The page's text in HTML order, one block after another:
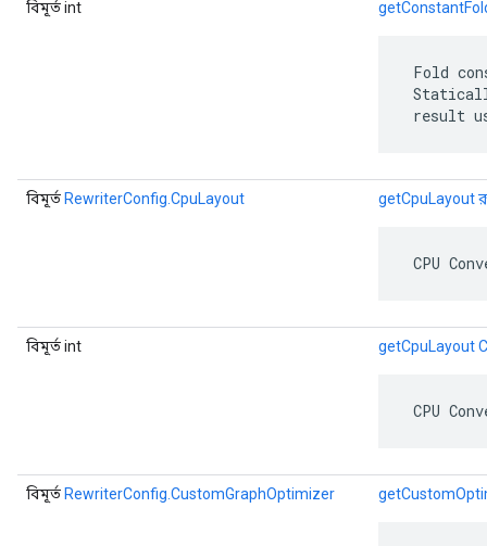
বিমূর্ত int
Fold
result
বিমূর্ত RewriterConfig.CpuLayout getCpuLayout
CPU
বিমূর্ত int getCpuLayout
CPU
বিমূর্ত RewriterConfig.CustomGraphOptimizer